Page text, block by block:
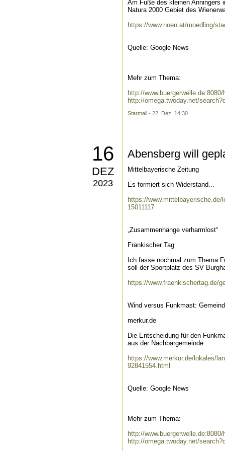
Am Fuße des kleinen Anningers
Natura 2000 Gebiet des
https://www.noen.at/moedling/
Quelle: Google News
Mehr zum Thema:
http://
http://omega.twoday.net/
Starmail - 22. Dez, 14:30
16
DEZ
2023
Abensberg will
Mittelbayerische Zeitung
Es formiert sich Widerstand...
https://www.mittelbayerische.de/
15011117
„Zusammenhänge verharmlost“
Fränkischer Tag
Ich fasse nochmal zum Thema
soll der Sportplatz des SV
https://www.fraenkischertag.de/
Wind versus Funkmast:
merkur.de
Die Entscheidung für den
aus der Nachbargemeinde...
https://www.merkur.de/lokales/
92841554.html
Quelle: Google News
Mehr zum Thema:
http://
http://omega.twoday.net/